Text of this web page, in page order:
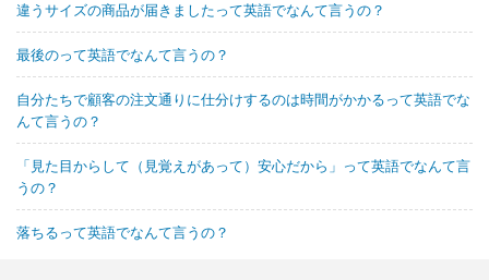
違うサイズの商品が届きましたって英語でなんて言うの？
最後のって英語でなんて言うの？
自分たちで顧客の注文通りに仕分けするのは時間がかかるって英語でな
んて言うの？
「見た目からして（見覚えがあって）安心だから」って英語でなんて言
うの？
落ちるって英語でなんて言うの？